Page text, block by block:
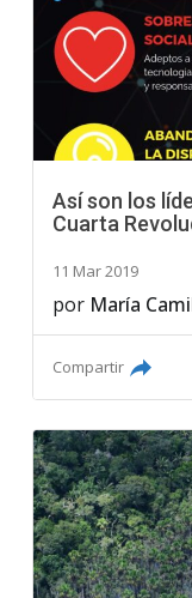
Así son los
Cuarta
11 Mar 2019
por María
Compartir